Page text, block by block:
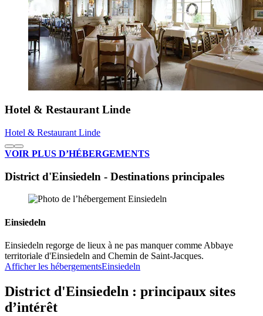
Hotel & Restaurant Linde
Hotel & Restaurant Linde
VOIR PLUS D’HÉBERGEMENTS
District d'Einsiedeln - Destinations principales
Einsiedeln
Einsiedeln regorge de lieux à ne pas manquer comme Abbaye
territoriale d'Einsiedeln and Chemin de Saint-Jacques.
Afficher les hébergementsEinsiedeln
District d'Einsiedeln : principaux sites
d’intérêt